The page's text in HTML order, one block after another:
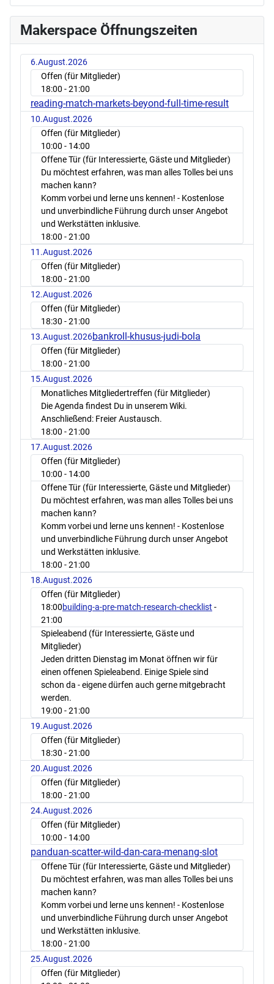
Makerspace Öffnungszeiten
6.August.2026
Offen (für Mitglieder)
18:00 - 21:00
reading-match-markets-beyond-full-time-result
10.August.2026
Offen (für Mitglieder)
10:00 - 14:00
Offene Tür (für Interessierte, Gäste und Mitglieder)
Du möchtest erfahren, was man alles Tolles bei uns
machen kann?
Komm vorbei und lerne uns kennen! - Kostenlose
und unverbindliche Führung durch unser Angebot
und Werkstätten inklusive.
18:00 - 21:00
11.August.2026
Offen (für Mitglieder)
18:00 - 21:00
12.August.2026
Offen (für Mitglieder)
18:30 - 21:00
13.August.2026bankroll-khusus-judi-bola
Offen (für Mitglieder)
18:00 - 21:00
15.August.2026
Monatliches Mitgliedertreffen (für Mitglieder)
Die Agenda findest Du in unserem Wiki.
Anschließend: Freier Austausch.
18:00 - 21:00
17.August.2026
Offen (für Mitglieder)
10:00 - 14:00
Offene Tür (für Interessierte, Gäste und Mitglieder)
Du möchtest erfahren, was man alles Tolles bei uns
machen kann?
Komm vorbei und lerne uns kennen! - Kostenlose
und unverbindliche Führung durch unser Angebot
und Werkstätten inklusive.
18:00 - 21:00
18.August.2026
Offen (für Mitglieder)
18:00building-a-pre-match-research-checklist -
21:00
Spieleabend (für Interessierte, Gäste und
Mitglieder)
Jeden dritten Dienstag im Monat öffnen wir für
einen offenen Spieleabend. Einige Spiele sind
schon da - eigene dürfen auch gerne mitgebracht
werden.
19:00 - 21:00
19.August.2026
Offen (für Mitglieder)
18:30 - 21:00
20.August.2026
Offen (für Mitglieder)
18:00 - 21:00
24.August.2026
Offen (für Mitglieder)
10:00 - 14:00
panduan-scatter-wild-dan-cara-menang-slot
Offene Tür (für Interessierte, Gäste und Mitglieder)
Du möchtest erfahren, was man alles Tolles bei uns
machen kann?
Komm vorbei und lerne uns kennen! - Kostenlose
und unverbindliche Führung durch unser Angebot
und Werkstätten inklusive.
18:00 - 21:00
25.August.2026
Offen (für Mitglieder)